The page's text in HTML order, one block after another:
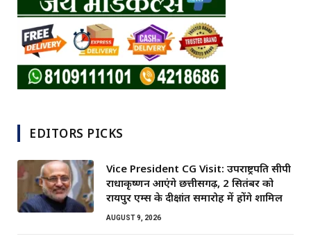
EDITORS PICKS
Vice President CG Visit: उपराष्ट्रपति सीपी
राधाकृष्णन आएंगे छत्तीसगढ़, 2 सितंबर को
रायपुर एम्स के दीक्षांत समारोह में होंगे शामिल
AUGUST 9, 2026